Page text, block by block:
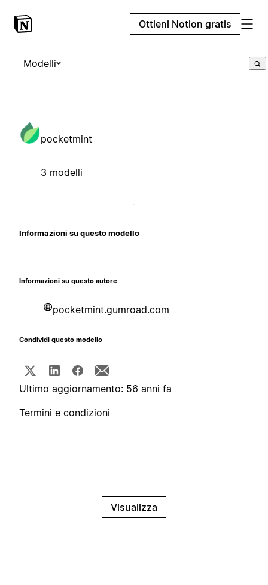
Ottieni Notion gratis
Modelli
pocketmint
3 modelli
Informazioni su questo modello
Informazioni su questo autore
pocketmint.gumroad.com
Condividi questo modello
Ultimo aggiornamento: 56 anni fa
Termini e condizioni
Visualizza